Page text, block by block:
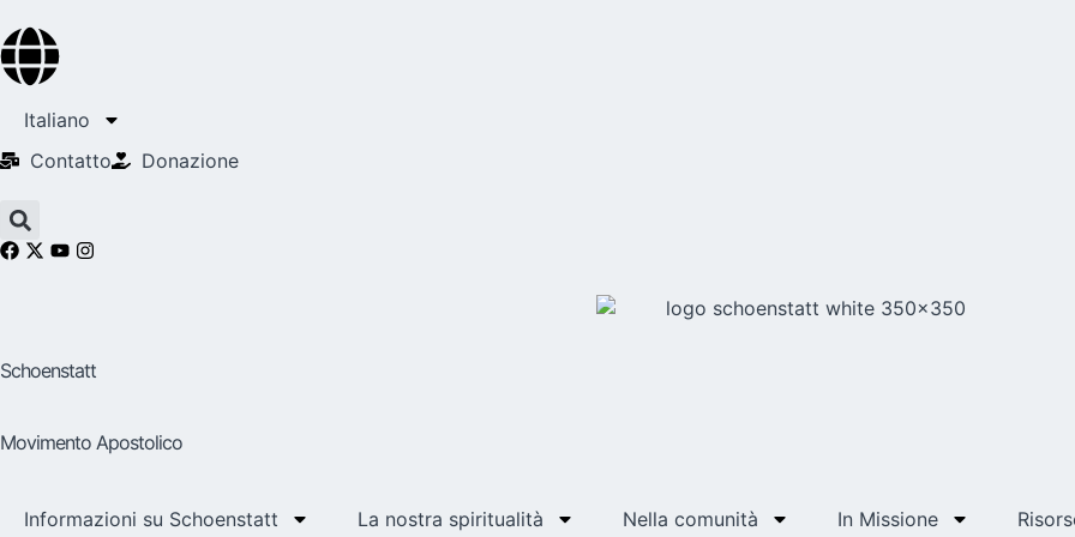
Italiano
Contatto
Donazione
Schoenstatt
Movimento Apostolico
Informazioni su Schoenstatt La nostra spiritualità Nella comunità In Missione